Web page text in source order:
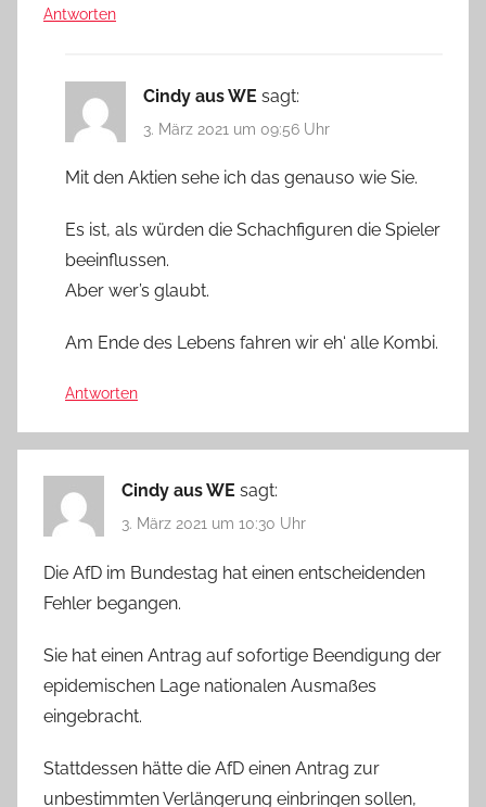
Antworten
Cindy aus WE sagt:
3. März 2021 um 09:56 Uhr
Mit den Aktien sehe ich das genauso wie Sie.
Es ist, als würden die Schachfiguren die Spieler
beeinflussen.
Aber wer’s glaubt.
Am Ende des Lebens fahren wir eh‘ alle Kombi.
Antworten
Cindy aus WE sagt:
3. März 2021 um 10:30 Uhr
Die AfD im Bundestag hat einen entscheidenden
Fehler begangen.
Sie hat einen Antrag auf sofortige Beendigung der
epidemischen Lage nationalen Ausmaßes
eingebracht.
Stattdessen hätte die AfD einen Antrag zur
unbestimmten Verlängerung einbringen sollen,